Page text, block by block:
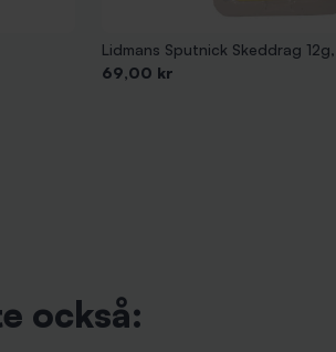
Lidmans Sputnick Skeddrag
Pris
69,00 kr
också: